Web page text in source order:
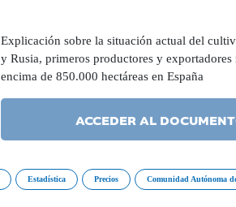
Explicación sobre la situación actual del
y Rusia, primeros productores y
encima de 850.000 hectáreas en España
ACCEDER AL
Estadística Precios Comunidad Autónoma